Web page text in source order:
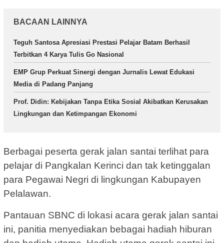
BACAAN LAINNYA
Teguh Santosa Apresiasi Prestasi Pelajar Batam Berhasil
Terbitkan 4 Karya Tulis Go Nasional
EMP Grup Perkuat Sinergi dengan Jurnalis Lewat Edukasi
Media di Padang Panjang
Prof. Didin: Kebijakan Tanpa Etika Sosial Akibatkan Kerusakan
Lingkungan dan Ketimpangan Ekonomi
Berbagai peserta gerak jalan santai terlihat para
pelajar di Pangkalan Kerinci dan tak ketinggalan
para Pegawai Negri di lingkungan Kabupayen
Pelalawan.
Pantauan SBNC di lokasi acara gerak jalan santai
ini, panitia menyediakan bebagai hadiah hiburan